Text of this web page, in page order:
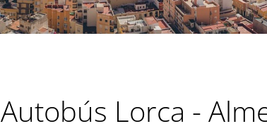
Autobús Lorca -